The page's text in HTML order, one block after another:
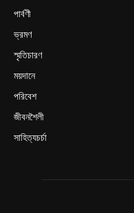
পার্বণী
ভ্রমণ
স্মৃতিচারণ
ময়দানে
পরিবেশ
জীবনশৈলী
সাহিত্যচর্চা